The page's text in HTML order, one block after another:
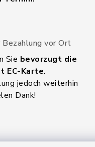
vor Ort
Sie bevorzugt die
EC-Karte.
jedoch weiterhin
Dank!